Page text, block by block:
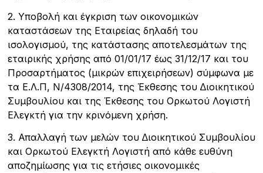
2. Υποβολή και έγκριση των οικονοµικών
καταστάσεων της Εταιρείας δηλαδή του
ισολογισµού, της κατάστασης αποτελεσµάτων της
εταιρικής χρήσης από 01/01/17 έως 31/12/17 και του
Προσαρτήµατος (µικρών επιχειρήσεων) σύµφωνα µε
τα Ε.Λ.Π, Ν/4308/2014, της Έκθεσης του ∆ιοικητικού
Συµβουλίου και της Έκθεσης του Ορκωτού Λογιστή
Ελεγκτή για την κρινόµενη χρήση.
3. Απαλλαγή των µελών του ∆ιοικητικού Συµβουλίου
και Ορκωτού Ελεγκτή Λογιστή από κάθε ευθύνη
αποζηµίωσης για τις ετήσιες οικονοµικές